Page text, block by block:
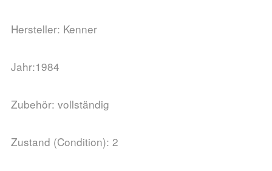
Hersteller: Kenner
Jahr:1984
Zubehör: vollständig
Zustand (Condition): 2